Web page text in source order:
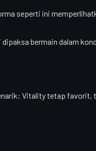
seperti ini
bermain dalam
Vitality tetap favorit,